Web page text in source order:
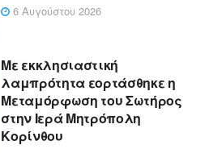
6 Αυγούστου 2026
Με εκκλησιαστική
λαμπρότητα εορτάσθηκε η
Μεταμόρφωση του Σωτήρος
στην Ιερά Μητρόπολη
Κορίνθου